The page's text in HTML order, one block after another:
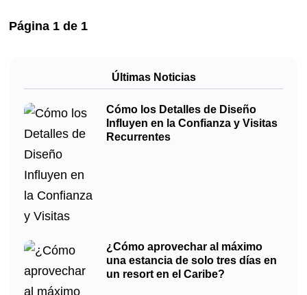
Página 1 de 1
Últimas Noticias
Cómo los Detalles de Diseño
Influyen en la Confianza y Visitas
Recurrentes
¿Cómo aprovechar al máximo
una estancia de solo tres días en
un resort en el Caribe?